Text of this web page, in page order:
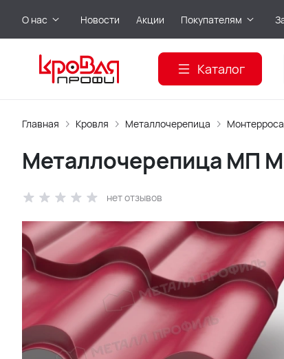
О нас Новости Акции Покупателям
Каталог
Главная Кровля Металлочерепица Монтерроса
Металлочерепица МП
нет отзывов